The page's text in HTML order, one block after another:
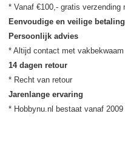
Eenvoudige en veilige betaling
Persoonlijk advies
14 dagen retour
Jarenlange ervaring
* Hobbynu.nl bestaat vanaf 2009